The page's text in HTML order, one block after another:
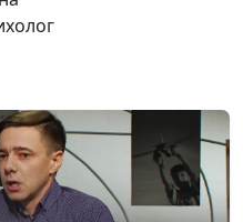
Синицына,
Караченцева,
Синицына,
Караченцева,
психолог
#268
Синицына,
#267